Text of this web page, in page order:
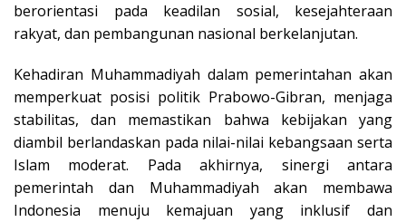
berorientasi pada keadilan sosial, kesejahteraan
rakyat, dan pembangunan nasional berkelanjutan.
Kehadiran Muhammadiyah dalam pemerintahan akan
memperkuat posisi politik Prabowo-Gibran, menjaga
stabilitas, dan memastikan bahwa kebijakan yang
diambil berlandaskan pada nilai-nilai kebangsaan serta
Islam moderat. Pada akhirnya, sinergi antara
pemerintah dan Muhammadiyah akan membawa
Indonesia menuju kemajuan yang inklusif dan